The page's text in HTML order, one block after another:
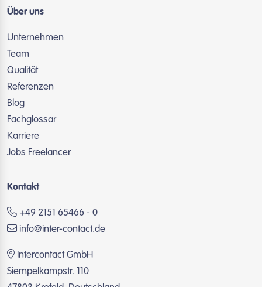
Über uns
Unternehmen
Team
Qualität
Referenzen
Blog
Fachglossar
Karriere
Jobs Freelancer
Kontakt
+49 2151 65466 - 0
info@inter-contact.de
Intercontact GmbH
Siempelkampstr. 110